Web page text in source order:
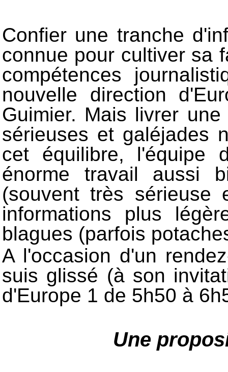
Confier une tranche
connue pour cultiver sa
compétences
nouvelle direction
Guimier. Mais livrer
sérieuses et galéjades
cet équilibre, l'équipe
énorme travail aussi
(souvent très
informations plus
blagues (parfois
A l'occasion d'un
suis glissé (à son
d'Europe 1 de 5h50 à
Une